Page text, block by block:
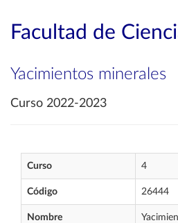
Facultad de
Yacimientos minerales
Curso 2022-2023
Curso 4
Código 26444
Nombre